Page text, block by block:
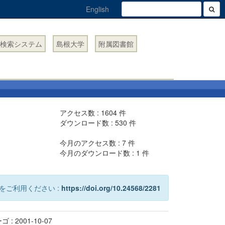
English
索システム 島根大学 附属図書館
アクセス数 : 1604 件
ダウンロード数 :530 件
今月のアクセス数 :7 件
今月のダウンロード数 : 1 件
ご利用ください : https://doi.org/10.24568/2281
ゴ : 2001-10-07